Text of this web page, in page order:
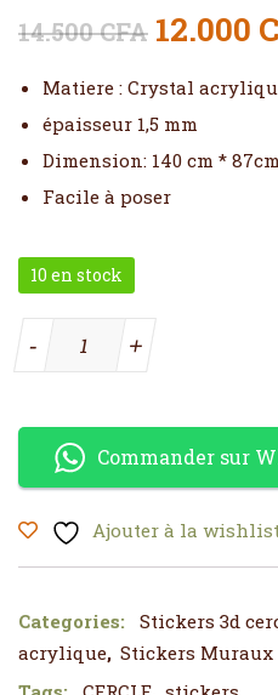
14.500CFA Le prix
12.000
Matiere : Crystal
épaisseur 1,5 mm
Dimension: 140 cm * 87cm
Facile à poser
10 en stock
quantité de Sticker 3d
+
-
Commander sur
Ajouter à la
Categories: Stickers 3d
acrylique, Stickers Muraux